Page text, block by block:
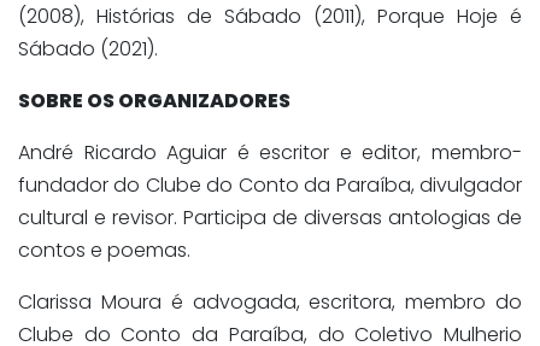
(2008), Histórias de Sábado (2011), Porque Hoje é
Sábado (2021).
SOBRE OS ORGANIZADORES
André Ricardo Aguiar é escritor e editor, membro-
fundador do Clube do Conto da Paraíba, divulgador
cultural e revisor. Participa de diversas antologias de
contos e poemas.
Clarissa Moura é advogada, escritora, membro do
Clube do Conto da Paraíba, do Coletivo Mulherio